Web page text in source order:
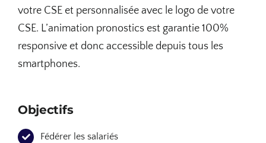
votre CSE et personnalisée avec le logo de votre
CSE. L’animation pronostics est garantie 100%
responsive et donc accessible depuis tous les
smartphones.
Objectifs
Fédérer les salariés